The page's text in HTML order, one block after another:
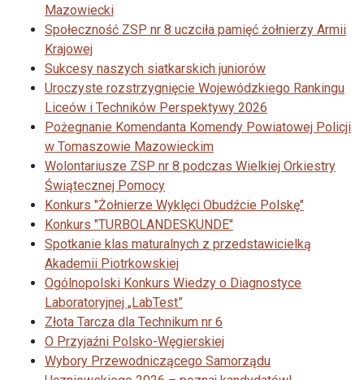
Mazowiecki
Społeczność ZSP nr 8 uczciła pamięć żołnierzy Armii
Krajowej
Sukcesy naszych siatkarskich juniorów
Uroczyste rozstrzygnięcie Wojewódzkiego Rankingu
Liceów i Techników Perspektywy 2026
Pożegnanie Komendanta Komendy Powiatowej Policji
w Tomaszowie Mazowieckim
Wolontariusze ZSP nr 8 podczas Wielkiej Orkiestry
Świątecznej Pomocy
Konkurs "Żołnierze Wyklęci Obudźcie Polskę"
Konkurs "TURBOLANDESKUNDE"
Spotkanie klas maturalnych z przedstawicielką
Akademii Piotrkowskiej
Ogólnopolski Konkurs Wiedzy o Diagnostyce
Laboratoryjnej „LabTest”
Złota Tarcza dla Technikum nr 6
O Przyjaźni Polsko-Węgierskiej
Wybory Przewodniczącego Samorządu